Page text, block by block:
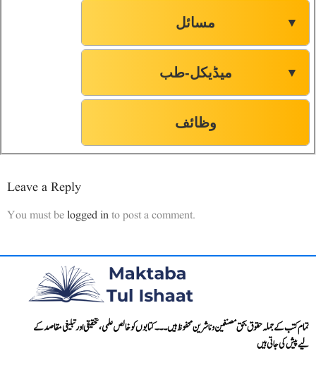
مسائل ▼
میڈیکل-طب ▼
وظائف
Leave a Reply
You must belogged into post a comment.
تمام کتب کے جملہ حقوق بحق مصنفین و ناشرین محفوظ ہیں۔۔۔ کتابوں کو خالص علمی، تحقیقی اور تبلیغی مقاصد کے
لیے پیش کی جاتی ہیں